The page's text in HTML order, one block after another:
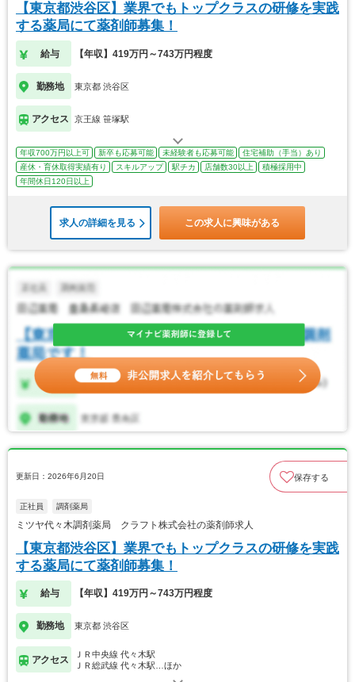
【東京都渋谷区】業界でもトップクラスの研修を実践
する薬局にて薬剤師募集！
給与 【年収】419万円～743万円程度
勤務地 東京都 渋谷区
アクセス 京王線 笹塚駅
年収700万円以上可 新卒も応募可能 未経験者も応募可能
住宅補助（手当）あり
産休・育休取得実績有り
スキルアップ 駅チカ 店舗数30以上
積極採用中
年間休日120日以上
求人の詳細を見る この求人に興味がある
更新日：2026年6月20日 保存する
正社員 調剤薬局
ミツヤ代々木調剤薬局 クラフト株式会社の薬剤師求人
【東京都渋谷区】業界でもトップクラスの研修を実践
する薬局にて薬剤師募集！
給与 【年収】419万円～743万円程度
勤務地 東京都 渋谷区
アクセス
ＪＲ中央線 代々木駅
ＪＲ総武線 代々木駅…ほか